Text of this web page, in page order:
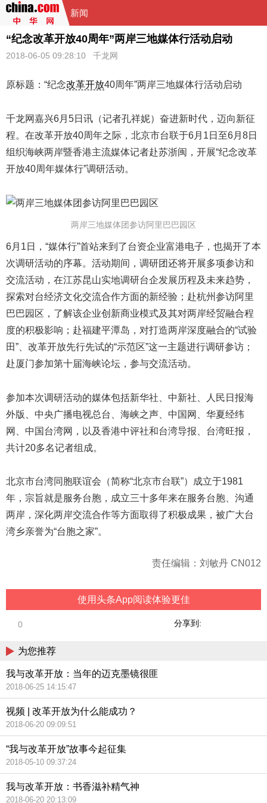
新闻
“纪念改革开放40周年”两岸三地媒体行活动启动
2018-06-05 09:28:10 千龙网
原标题：“纪念改革开放40周年”两岸三地媒体行活动启动
千龙网嘉兴6月5日讯（记者孔祥妮）奋进新时代，迈向新征
程。在改革开放40周年之际，北京市台联于6月1日至6月8日
组织海峡两岸暨香港主流媒体记者赴苏浙闽，开展“纪念改革
开放40周年媒体行”调研活动。
两岸三地媒体团参访阿里巴巴园区
6月1日，“媒体行”首站来到了台资企业富港电子，也揭开了本
次调研活动的序幕。活动期间，调研团还将开展多项参访和
交流活动，在江苏昆山实地调研台企发展历程及未来趋势，
探索对台经济文化交流合作方面的新经验；赴杭州参访阿里
巴巴园区，了解该企业创新商业模式及其对两岸经贸融合程
度的积极影响；赴福建平潭岛，对打造两岸深度融合的“试验
田”、改革开放先行先试的“示范区”这一主题进行调研参访；
赴厦门参加第十届海峡论坛，参与交流活动。
参加本次调研活动的媒体包括新华社、中新社、人民日报海
外版、中央广播电视总台、海峡之声、中国网、华夏经纬
网、中国台湾网，以及香港中评社和台湾导报、台湾旺报，
共计20多名记者组成。
北京市台湾同胞联谊会（简称“北京市台联”）成立于1981
年，宗旨就是服务台胞，成立三十多年来在服务台胞、沟通
两岸，深化两岸交流合作等方面取得了积极成果，被广大台
湾乡亲誉为“台胞之家”。
责任编辑：刘敏丹 CN012
使用头条App阅读体验更佳
分享到:
0
为您推荐
我与改革开放：当年的迈克墨镜很匪
2018-06-25 14:15:47
视频 | 改革开放为什么能成功？
2018-06-20 09:09:51
“我与改革开放”故事今起征集
2018-05-10 09:37:24
我与改革开放：书香滋补精气神
2018-06-20 20:13:09